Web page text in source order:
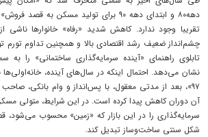
تقریبا وجود ندارد. کاهش شدید «رفاه» خانوارها ناشی
چشم‌انداز ضعیف رشد اقتصادی بالا و همچنین تداوم تورم
تابلوی راهنمای «آینده سرمایه‌گذاری ساختمانی» را
نشان می‌دهد. احتمال اینکه در سال‌های آینده، خانه‌اولی‌ها
۹۷»، بعد از مدتی معقول، با پس‌انداز و وام بانکی،
آن دوران کاهش پیدا کرده است. در این شرایط، متولی
سرمایه‌گذاری را در این بازار که «زمین» محسوب
شکل سنتی ساخت‌وساز تبدیل کند.